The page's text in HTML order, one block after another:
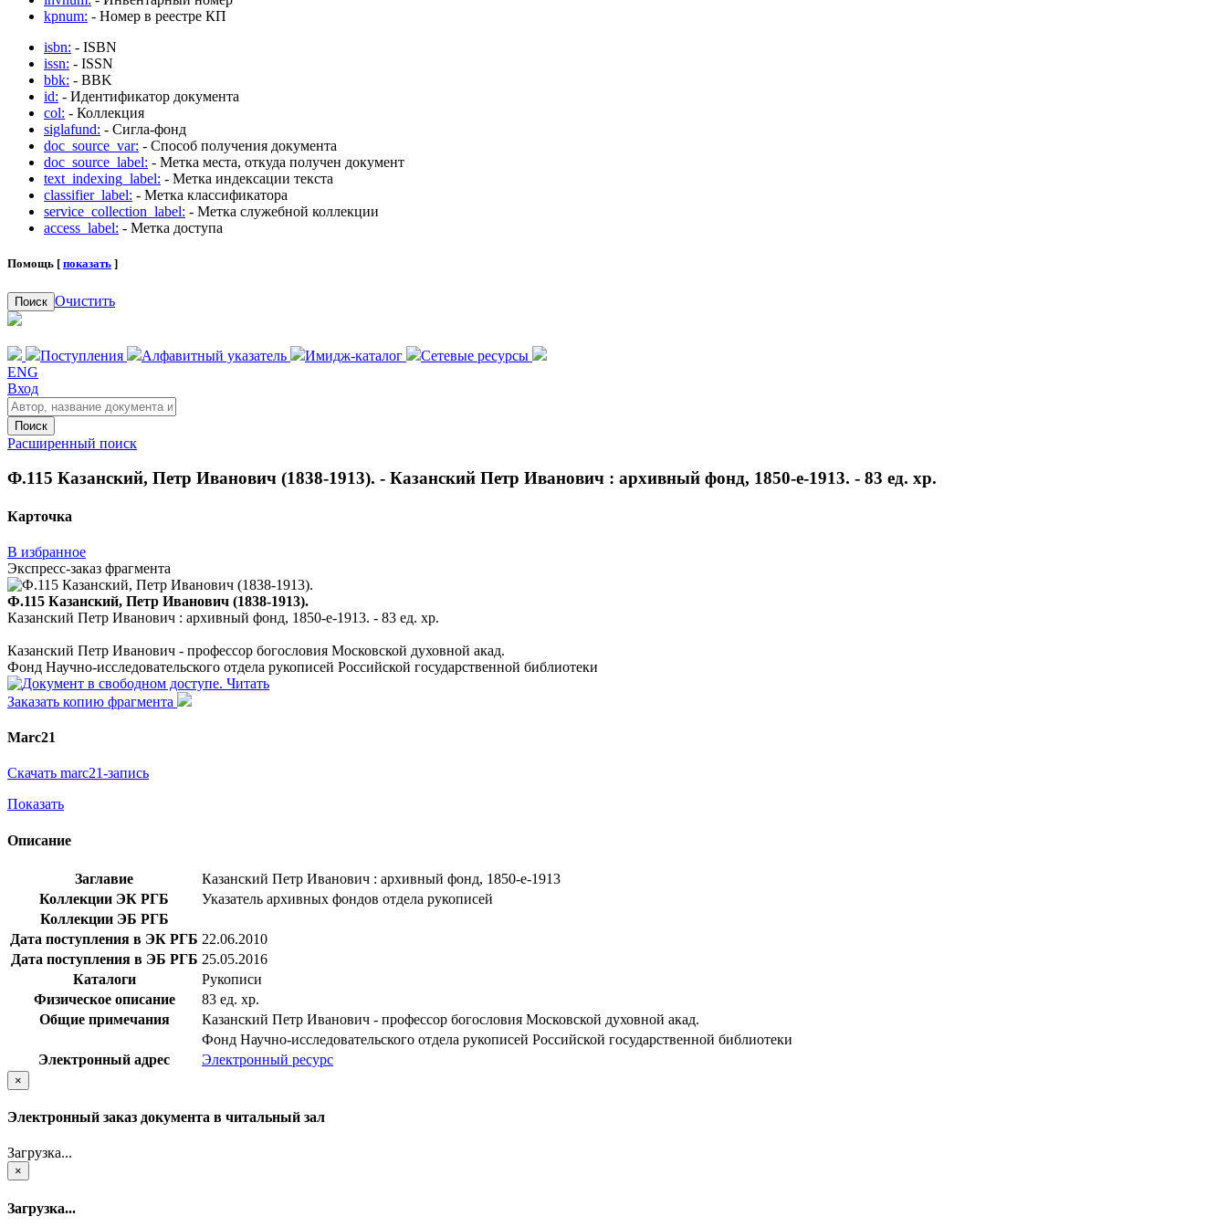
kpnum: - Номер в реестре КП
isbn: - ISBN
issn: - ISSN
bbk: - BBK
id: - Идентификатор документа
col: - Коллекция
siglafund: - Сигла-фонд
doc_source_var: - Способ получения документа
doc_source_label: - Метка места, откуда получен документ
text_indexing_label: - Метка индексации текста
classifier_label: - Метка классификатора
service_collection_label: - Метка служебной коллекции
access_label: - Метка доступа
Помощь [ показать ]
Поиск Очистить
Поступления Алфавитный указатель Имидж-каталог
Сетевые ресурсы
ENG
Вход
Поиск
Расширенный поиск
Ф.115 Казанский, Петр Иванович (1838-1913). - Казанский Петр Иванович : архивный фонд, 1850-е-1913. - 83 ед. хр.
Карточка
В избранное
Экспресс-заказ фрагмента
Ф.115 Казанский, Петр Иванович (1838-1913).
Казанский Петр Иванович : архивный фонд, 1850-е-1913. - 83 ед. хр.
Казанский Петр Иванович - профессор богословия Московской духовной акад.
Фонд Научно-исследовательского отдела рукописей Российской государственной библиотеки
Читать
Заказать копию фрагмента
Marc21
Скачать marc21-запись
Показать
Описание
Заглавие
Казанский Петр Иванович : архивный фонд, 1850-е-1913
Коллекции ЭК РГБ
Указатель архивных фондов отдела рукописей
Коллекции ЭБ РГБ
Дата поступления в ЭК РГБ 22.06.2010
Дата поступления в ЭБ РГБ 25.05.2016
Каталоги
Рукописи
Физическое описание
83 ед. хр.
Общие примечания
Казанский Петр Иванович - профессор богословия Московской духовной акад.
Фонд Научно-исследовательского отдела рукописей Российской государственной библиотеки
Электронный адрес
Электронный ресурс
×
Электронный заказ документа в читальный зал
Загрузка...
×
Загрузка...